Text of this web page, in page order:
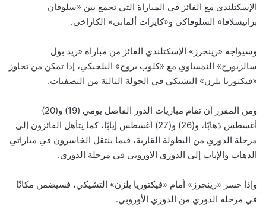
الإسكتلندي مع الفائز في المباراة التي تجمع بين «سلوفان
براتيسلافا» السلوفاكي و«كايرات ألماتي» الكازاخي.
وسيواجه «رينجرز» الإسكتلندي الفائز من مباراة «ريد بول
سالزبورج» النمساوي مع «كلوب بروج» البلجيكي، إذا تمكن من تجاوز
«فيكتوريا بلزن» التشيكي في الجولة الثالثة من التصفيات.
ومن المقرر أن تقام مباريات الدور الفاصل يومي (19) و(20)
أغسطس ذهابًا، و(26) و(27) أغسطس إيابًا، كما يتأهل الفائزون إلى
مرحلة الدوري من البطولة القارية، فيما ينتقل الخاسرون في مباراتي
الذهاب والإياب إلى الدوري الأوروبي في مرحلة الدوري.
وإذا خسر «رينجرز» أمام «فيكتوريا بلزن» التشيكي، فسيضمن مكانًا
في مرحلة الدوري من الدوري الأوروبي.